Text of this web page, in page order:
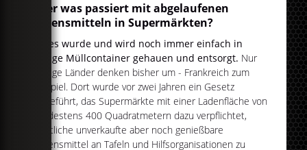
Aber was passiert mit abgelaufenen
Lebensmitteln in Supermärkten?
Vieles wurde und wird noch immer einfach in
riesige Müllcontainer gehauen und entsorgt. Nur
wenige Länder denken bisher um - Frankreich zum
Beispiel. Dort wurde vor zwei Jahren ein Gesetz
eingeführt, das Supermärkte mit einer Ladenfläche von
mindestens 400 Quadratmetern dazu verpflichtet,
sämtliche unverkaufte aber noch genießbare
Lebensmittel an Tafeln und Hilfsorganisationen zu